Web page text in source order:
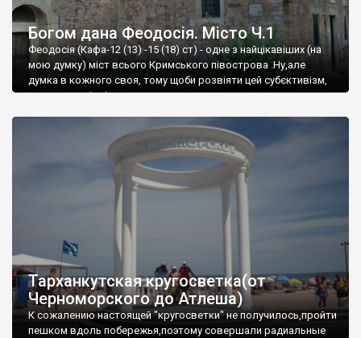
Богом дана Феодосія. Місто Ч.1
Феодосія (Кафа-12 (13) -15 (18) ст) - одне з найцікавіших (на
мою думку) міст всього Кримського півострова .Ну,але
думка в кожного своя, тому щоби розвіяти цей субєктивізм,
запрошую відвідати це
Тарханкутская кругосветка(от
Черноморского до Атлеша)
К сожалению настоящей "кругосветки" не получилось,пройти
пешком вдоль побережья,поэтому совершали радиальные